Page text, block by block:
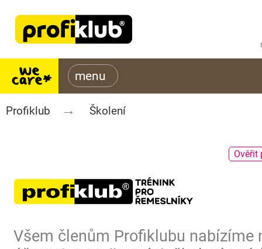
Profiklub Školení
Ověřit
Všem členům Profiklubu nabízíme